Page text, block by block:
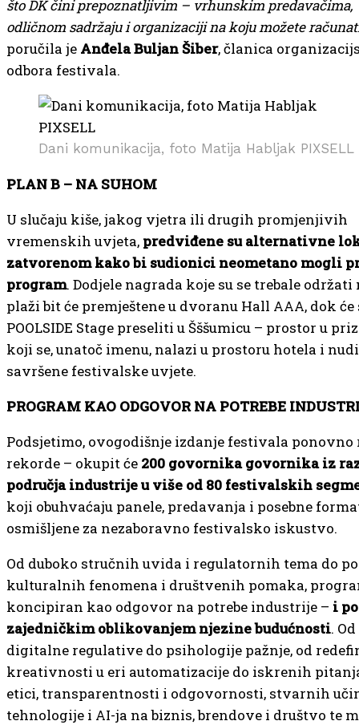
što DK čini prepoznatljivim – vrhunskim predavačima,
odličnom sadržaju i organizaciji na koju možete
poručila je Anđela Buljan Šiber, članica
odbora festivala.
Dani komunikacija, foto Matija Habljak PIXSELL
PLAN B – NA SUHOM
U slučaju kiše, jakog vjetra ili drugih promjenjivih
vremenskih uvjeta, predviđene su alternativne
zatvorenom kako bi sudionici neometano mogli
program. Dodjele nagrada koje su se trebale održati
plaži bit će premještene u dvoranu Hall AAA, dok će
POOLSIDE Stage preseliti u Šššumicu – prostor u
koji se, unatoč imenu, nalazi u prostoru hotela i nudi
savršene festivalske uvjete.
PROGRAM KAO ODGOVOR NA POTREBE
Podsjetimo, ovogodišnje izdanje festivala ponovno
rekorde – okupit će 200 govornika govornika iz
područja industrije u više od 80 festivalskih
koji obuhvaćaju panele, predavanja i posebne
osmišljene za nezaboravno festivalsko iskustvo.
Od duboko stručnih uvida i regulatornih tema do
kulturalnih fenomena i društvenih pomaka,
koncipiran kao odgovor na potrebe industrije – i
zajedničkim oblikovanjem njezine budućnosti. Od
digitalne regulative do psihologije pažnje, od
kreativnosti u eri automatizacije do iskrenih
etici, transparentnosti i odgovornosti, stvarnih
tehnologije i AI-ja na biznis, brendove i društvo te